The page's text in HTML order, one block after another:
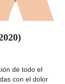
de todo el
con el dolor